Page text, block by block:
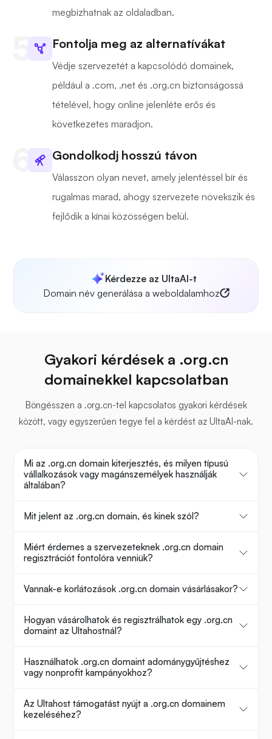
megbízhatnak az oldaladban.
Fontolja meg az alternatívákat
Védje szervezetét a kapcsolódó domainek,
például a .com, .net és .org.cn biztonságossá
tételével, hogy online jelenléte erős és
következetes maradjon.
Gondolkodj hosszú távon
Válasszon olyan nevet, amely jelentéssel bír és
rugalmas marad, ahogy szervezete növekszik és
fejlődik a kínai közösségen belül.
Kérdezze az UltaAI-t
Domain név generálása a weboldalamhoz
Gyakori kérdések a .org.cn
domainekkel kapcsolatban
Böngésszen a .org.cn-tel kapcsolatos gyakori kérdések
között, vagy egyszerűen tegye fel a kérdést az UltaAI-nak.
Mi az .org.cn domain kiterjesztés, és milyen típusú
vállalkozások vagy magánszemélyek használják
általában?
Mit jelent az .org.cn domain, és kinek szól?
Miért érdemes a szervezeteknek .org.cn domain
regisztrációt fontolóra venniük?
Vannak-e korlátozások .org.cn domain vásárlásakor?
Hogyan vásárolhatok és regisztrálhatok egy .org.cn
domaint az Ultahostnál?
Használhatok .org.cn domaint adománygyűjtéshez
vagy nonprofit kampányokhoz?
Az Ultahost támogatást nyújt a .org.cn domainem
kezeléséhez?